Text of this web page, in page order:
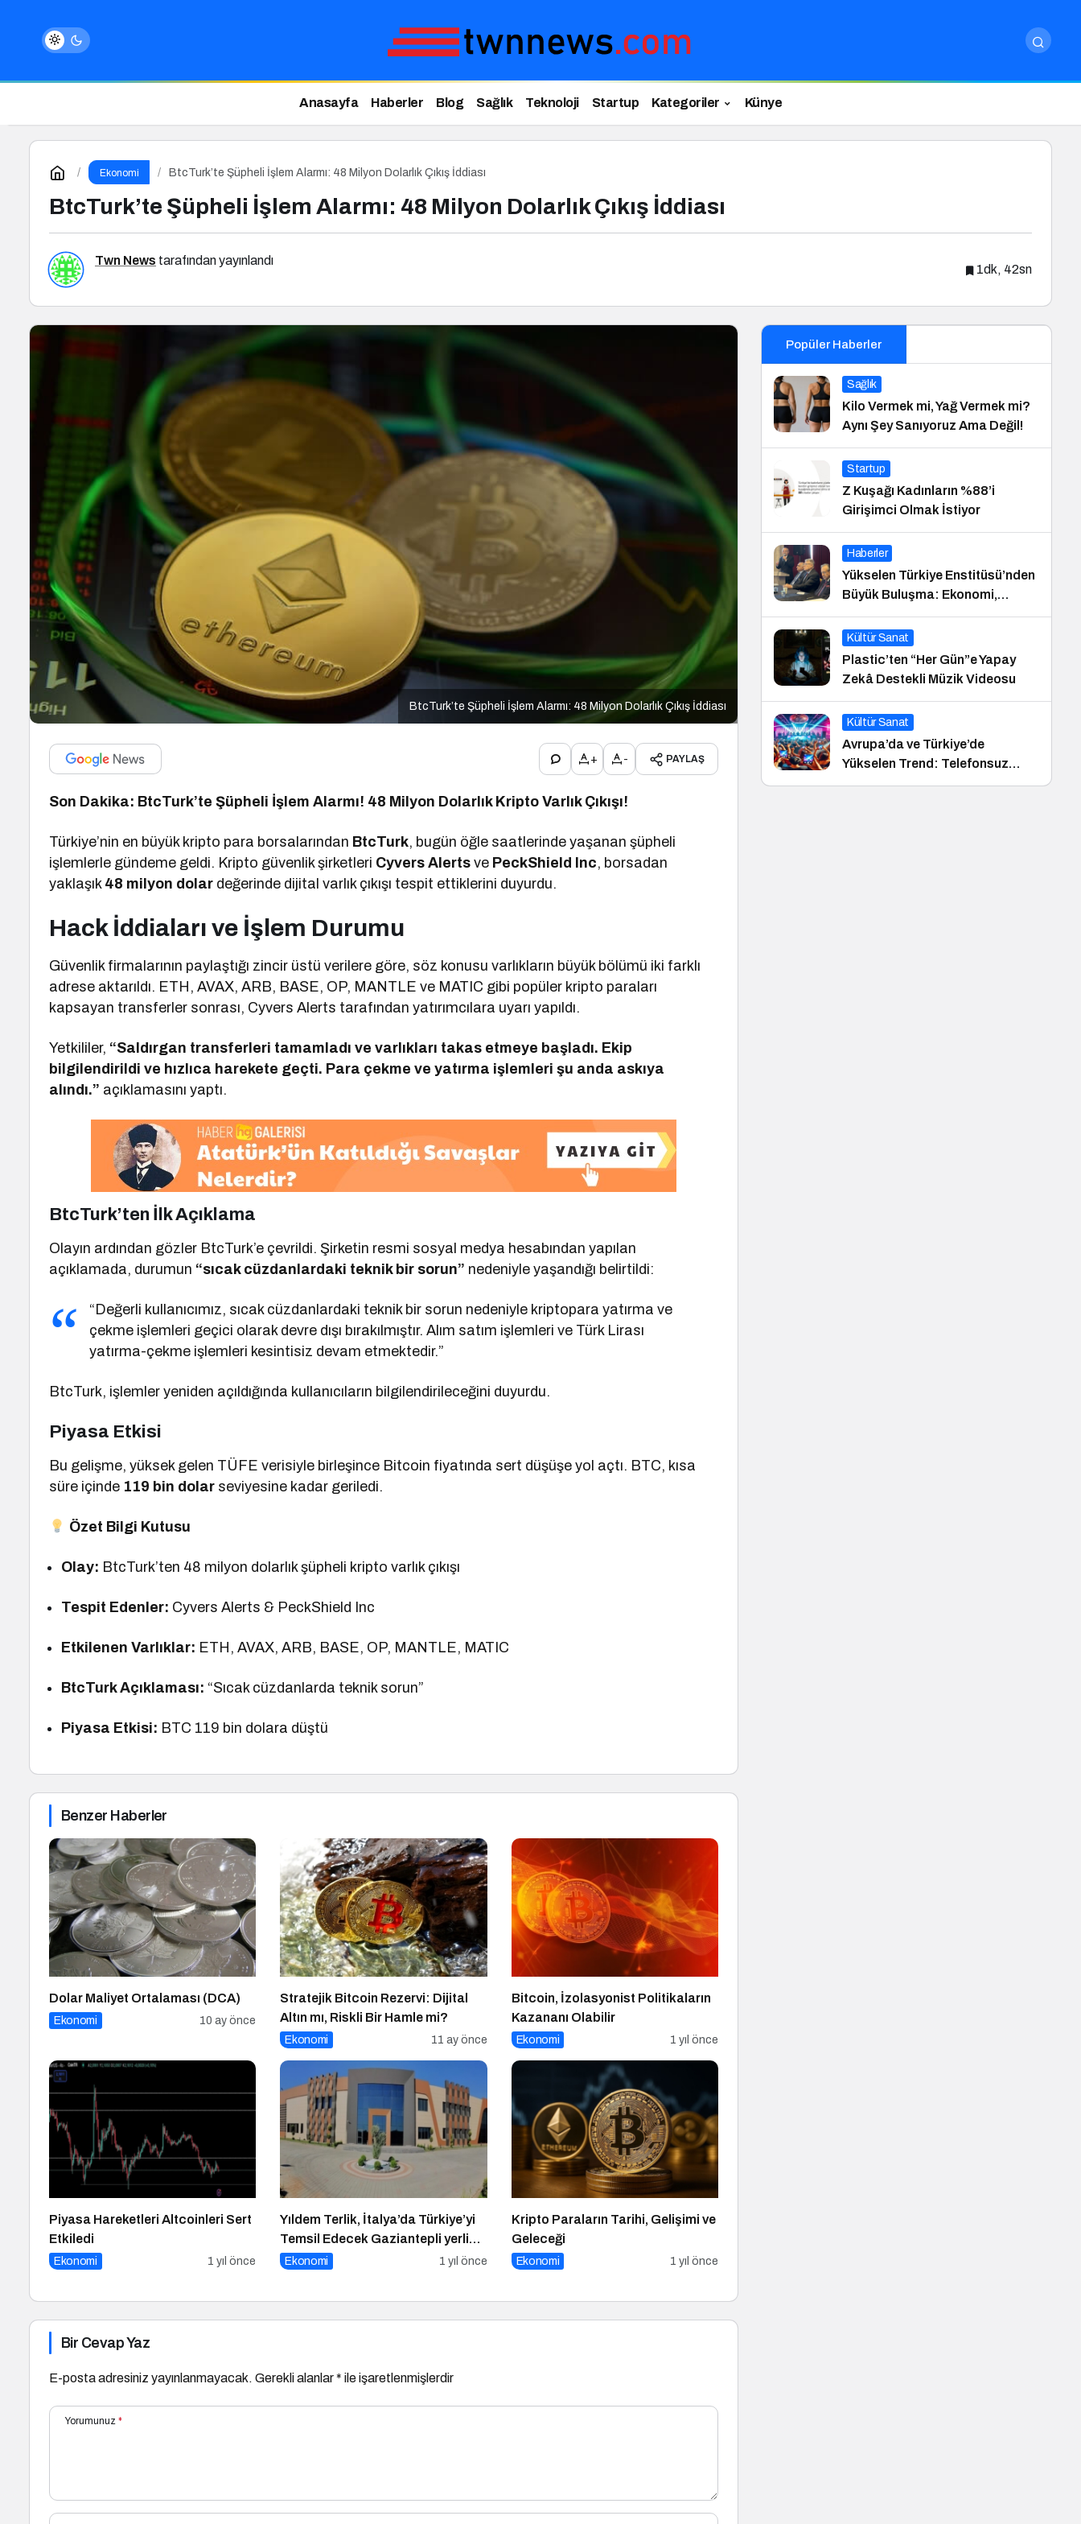
Anasayfa Haberler Blog Sağlık Teknoloji Startup Kategoriler Künye
Ekonomi BtcTurk’te Şüpheli İşlem Alarmı: 48 Milyon Dolarlık Çıkış İddiası
BtcTurk’te Şüpheli İşlem Alarmı: 48 Milyon Dolarlık Çıkış İddiası
Twn News tarafından yayınlandı
1dk, 42sn
BtcTurk’te Şüpheli İşlem Alarmı: 48 Milyon Dolarlık Çıkış İddiası
+ - PAYLAŞ
Son Dakika: BtcTurk’te Şüpheli İşlem Alarmı! 48 Milyon Dolarlık Kripto Varlık Çıkışı!
Türkiye’nin en büyük kripto para borsalarından BtcTurk, bugün öğle saatlerinde yaşanan şüpheli
işlemlerle gündeme geldi. Kripto güvenlik şirketleri Cyvers Alerts ve PeckShield Inc, borsadan
yaklaşık 48 milyon dolar değerinde dijital varlık çıkışı tespit ettiklerini duyurdu.
Hack İddiaları ve İşlem Durumu
Güvenlik firmalarının paylaştığı zincir üstü verilere göre, söz konusu varlıkların büyük bölümü iki farklı
adrese aktarıldı. ETH, AVAX, ARB, BASE, OP, MANTLE ve MATIC gibi popüler kripto paraları
kapsayan transferler sonrası, Cyvers Alerts tarafından yatırımcılara uyarı yapıldı.
Yetkililer, “Saldırgan transferleri tamamladı ve varlıkları takas etmeye başladı. Ekip
bilgilendirildi ve hızlıca harekete geçti. Para çekme ve yatırma işlemleri şu anda askıya
alındı.” açıklamasını yaptı.
BtcTurk’ten İlk Açıklama
Olayın ardından gözler BtcTurk’e çevrildi. Şirketin resmi sosyal medya hesabından yapılan
açıklamada, durumun “sıcak cüzdanlardaki teknik bir sorun” nedeniyle yaşandığı belirtildi:
“Değerli kullanıcımız, sıcak cüzdanlardaki teknik bir sorun nedeniyle kriptopara yatırma ve
çekme işlemleri geçici olarak devre dışı bırakılmıştır. Alım satım işlemleri ve Türk Lirası
yatırma-çekme işlemleri kesintisiz devam etmektedir.”
BtcTurk, işlemler yeniden açıldığında kullanıcıların bilgilendirileceğini duyurdu.
Piyasa Etkisi
Bu gelişme, yüksek gelen TÜFE verisiyle birleşince Bitcoin fiyatında sert düşüşe yol açtı. BTC, kısa
süre içinde 119 bin dolar seviyesine kadar geriledi.
Özet Bilgi Kutusu
Olay: BtcTurk’ten 48 milyon dolarlık şüpheli kripto varlık çıkışı
Tespit Edenler: Cyvers Alerts & PeckShield Inc
Etkilenen Varlıklar: ETH, AVAX, ARB, BASE, OP, MANTLE, MATIC
BtcTurk Açıklaması: “Sıcak cüzdanlarda teknik sorun”
Piyasa Etkisi: BTC 119 bin dolara düştü
Benzer Haberler
Dolar Maliyet Ortalaması (DCA)
Ekonomi 10 ay önce
Stratejik Bitcoin Rezervi: Dijital
Altın mı, Riskli Bir Hamle mi?
Ekonomi 11 ay önce
Bitcoin, İzolasyonist Politikaların
Kazananı Olabilir
Ekonomi 1 yıl önce
Piyasa Hareketleri Altcoinleri Sert
Etkiledi
Ekonomi 1 yıl önce
Yıldem Terlik, İtalya’da Türkiye’yi
Temsil Edecek Gaziantepli yerli
üretici, Avrupa’nın en prestijli
Ekonomi 1 yıl önce
Kripto Paraların Tarihi, Gelişimi ve
Geleceği
Ekonomi 1 yıl önce
Bir Cevap Yaz
E-posta adresiniz yayınlanmayacak. Gerekli alanlar* ile işaretlenmişlerdir
Yorumunuz *
Popüler Haberler
Sağlık
Kilo Vermek mi, Yağ Vermek mi?
Aynı Şey Sanıyoruz Ama Değil!
Startup
Z Kuşağı Kadınların %88’i
Girişimci Olmak İstiyor
Haberler
Yükselen Türkiye Enstitüsü’nden
Büyük Buluşma: Ekonomi,
Güvenlik Politikaları ve Hukuk
Konferansı
Kültür Sanat
Plastic’ten “Her Gün”e Yapay
Zekâ Destekli Müzik Videosu
Kültür Sanat
Avrupa’da ve Türkiye’de
Yükselen Trend: Telefonsuz
Gece Kulüpleri